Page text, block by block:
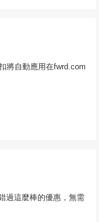
將自動應用在fwrd.com
過這麼棒的優惠，無需